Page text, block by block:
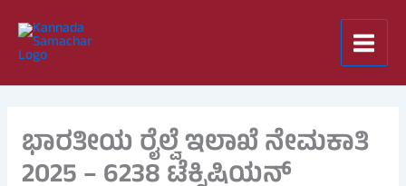
content
ಭಾರತೀಯ ರೈಲ್ವೆ ಇಲಾಖೆ ನೇಮಕಾತಿ
2025 – 6238 ಟೆಕ್ನಿಷಿಯನ್